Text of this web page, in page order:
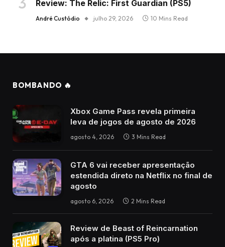
Review: The Relic: First Guardian (PS5)
André Custódio julho 29, 2026 10 Mins Read
BOMBANDO 🔥
Xbox Game Pass revela primeira
leva de jogos de agosto de 2026
agosto 4, 2026 3 Mins Read
GTA 6 vai receber apresentação
estendida direto na Netflix no final de
agosto
agosto 6, 2026 2 Mins Read
Review de Beast of Reincarnation
após a platina (PS5 Pro)